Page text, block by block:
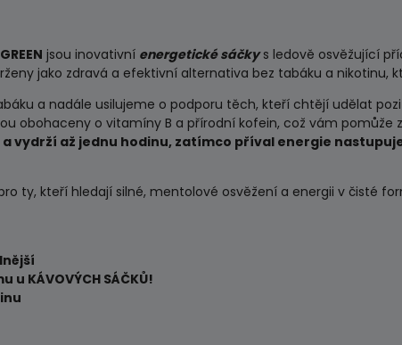
jsou inovativní energetické sáčky s ledově osvěžující
jako zdravá a efektivní alternativa bez tabáku a nikotinu,
a nadále usilujeme o podporu těch, kteří chtějí udělat
obohaceny o vitamíny B a přírodní kofein, což vám
vydrží až jednu hodinu, zatímco příval energie
ty, kteří hledají silné, mentolové osvěžení a energii v čisté
KÁVOVÝCH SÁČKŮ!